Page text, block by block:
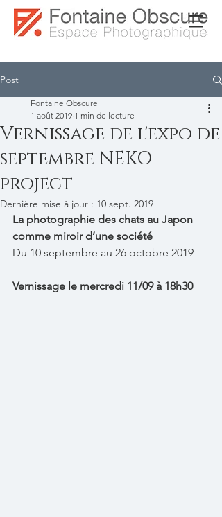
Post
Vernissage de l'expo de
septembre NEKO
project
Fontaine Obscure
1 août 2019 1 min de lecture
Dernière mise à jour : 10 sept. 2019
La photographie des chats au Japon
comme miroir d’une société
Du 10 septembre au 26 octobre 2019
Vernissage le mercredi 11/09 à 18h30